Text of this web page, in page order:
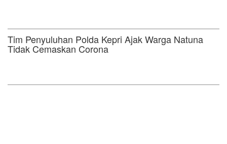
Tim Penyuluhan Polda Kepri Ajak Warga Natuna
Tidak Cemaskan Corona